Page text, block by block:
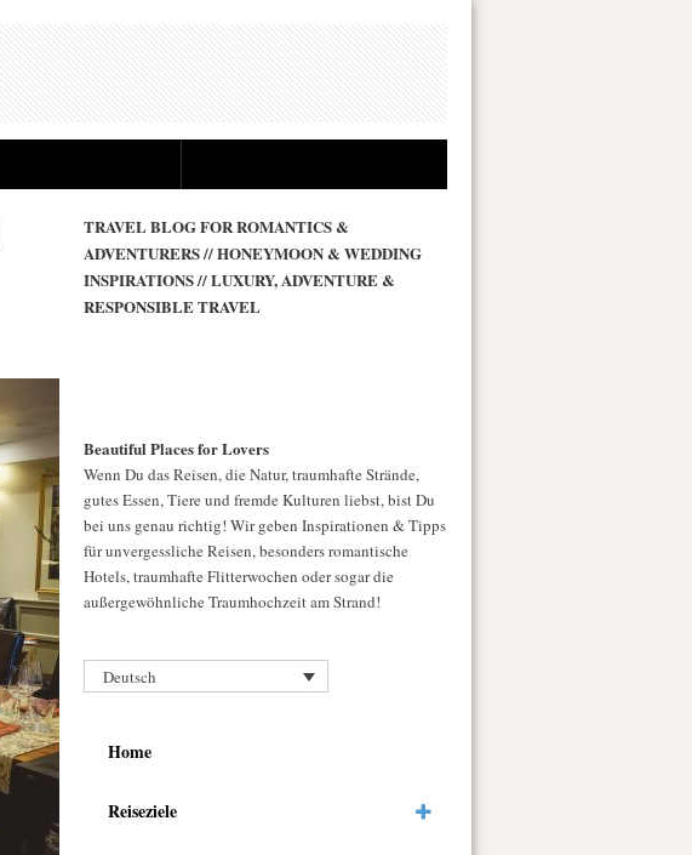
TRAVEL BLOG FOR ROMANTICS &
ADVENTURERS // HONEYMOON & WEDDING
INSPIRATIONS // LUXURY, ADVENTURE &
RESPONSIBLE TRAVEL
Beautiful Places for Lovers
Wenn Du das Reisen, die Natur, traumhafte Strände,
gutes Essen, Tiere und fremde Kulturen liebst, bist Du
bei uns genau richtig! Wir geben Inspirationen & Tipps
für unvergessliche Reisen, besonders romantische
Hotels, traumhafte Flitterwochen oder sogar die
außergewöhnliche Traumhochzeit am Strand!
Deutsch
Home
Reiseziele